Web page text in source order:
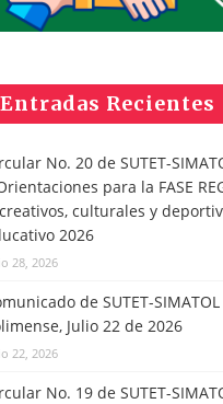
Entradas Recientes
No. 20 de SUTET-
para la FASE
culturales y
2026
28, 2026
de SUTET-
Julio 22 de 2026
22, 2026
No. 19 de SUTET-